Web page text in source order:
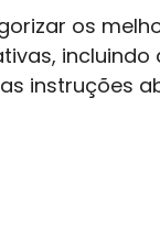
os
instruções